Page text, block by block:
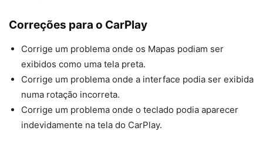
Correções para o CarPlay
Corrige um problema onde os Mapas podiam ser
exibidos como uma tela preta.
Corrige um problema onde a interface podia ser exibida
numa rotação incorreta.
Corrige um problema onde o teclado podia aparecer
indevidamente na tela do CarPlay.